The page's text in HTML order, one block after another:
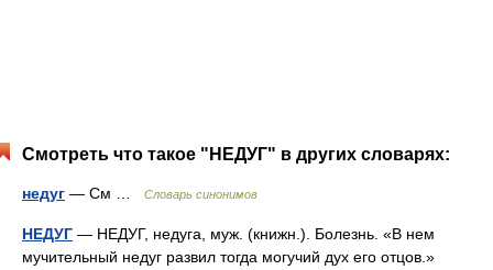
Смотреть что такое "НЕДУГ" в других словарях:
недуг — См … Словарь синонимов
НЕДУГ — НЕДУГ, недуга, муж. (книжн.). Болезнь. «В нем
мучительный недуг развил тогда могучий дух его отцов.»